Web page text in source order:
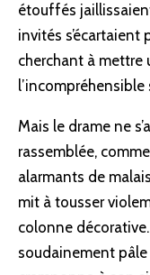
étouffés
invités
cherchant à mettre
l’incompréhensible
Mais le drame ne
rassemblée,
alarmants de
mit à tousser
colonne
soudainement